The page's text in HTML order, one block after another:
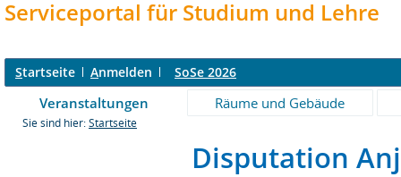
Serviceportal für Studium und Lehre
Startseite Anmelden SoSe 2026
Veranstaltungen Räume und Gebäude
Sie sind hier: Startseite
Disputation